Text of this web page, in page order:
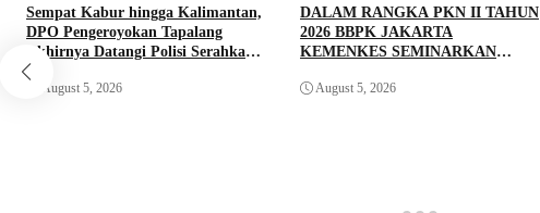
Sempat Kabur hingga Kalimantan,
DPO Pengeroyokan Tapalang
Akhirnya Datangi Polisi Serahkan
Diri
August 5, 2026
DALAM RANGKA PKN II TAHUN
2026 BBPK JAKARTA
KEMENKES SEMINARKAN
PROYEK PERUBAHAN KETUK
August 5, 2026